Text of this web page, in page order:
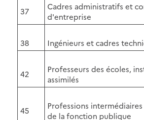
37
Cadres administratifs et
d'entreprise
38 Ingénieurs et cadres
42
Professeurs des écoles,
assimilés
45
Professions
de la fonction publique